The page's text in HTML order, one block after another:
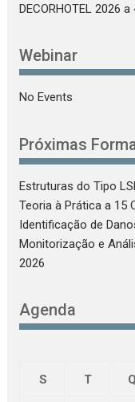
DECORHOTEL 2026 a
Webinar
No Events
Próximas
Estruturas do Tipo
Teoria à Prática a 15
Identificação de
Monitorização e
2026
Agenda
S
T Q